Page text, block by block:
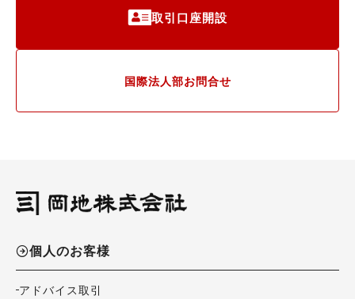
取引口座開設
国際法人部お問合せ
個人のお客様
アドバイス取引